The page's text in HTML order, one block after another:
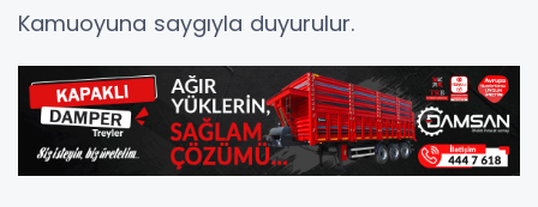
Kamuoyuna saygıyla duyurulur.